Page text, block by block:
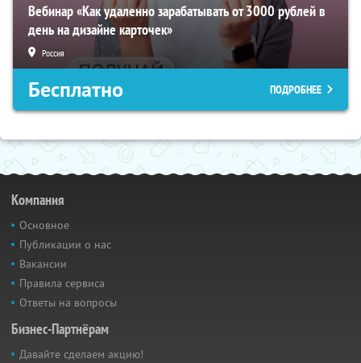
Вебинар «Как удаленно зарабатывать от 3000 рублей в
день на дизайне карточек»
Россия
Бесплатно ПОДРОБНЕЕ
Компания
Основное
Публикации о нас
Вакансии
Правила сервиса
Ответы на вопросы
Бизнес-Партнёрам
Давайте сделаем акцию!